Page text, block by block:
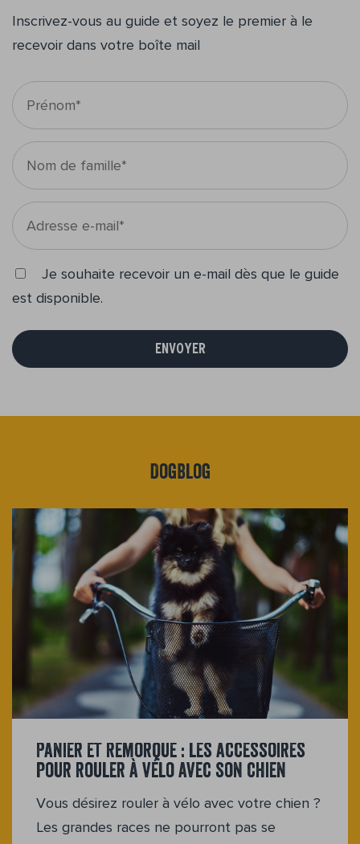
Inscrivez-vous au guide et soyez le premier à le
recevoir dans votre boîte mail
Je souhaite recevoir un e-mail dès que le guide
est disponible.
ENVOYER
DogBlog
Panier et remorque : les accessoires
pour rouler à vélo avec son chien
Vous désirez rouler à vélo avec votre chien ?
Les grandes races ne pourront pas se